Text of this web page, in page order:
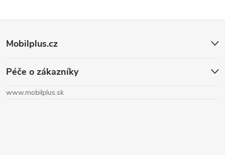
p
Mobilplus.cz
Péče o zákazníky
www.mobilplus.sk